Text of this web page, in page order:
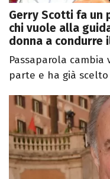
Gerry Scotti fa un
chi vuole alla
donna a condurre
Passaparola cambia
parte e ha già